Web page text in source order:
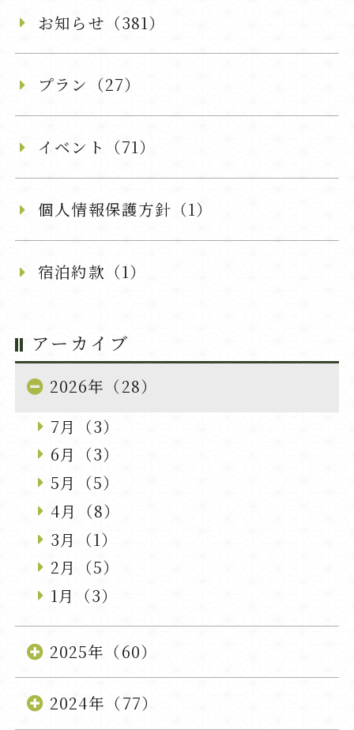
お知らせ（381）
プラン（27）
イベント（71）
個人情報保護方針（1）
宿泊約款（1）
アーカイブ
2026年（28）
7月（3）
6月（3）
5月（5）
4月（8）
3月（1）
2月（5）
1月（3）
2025年（60）
2024年（77）